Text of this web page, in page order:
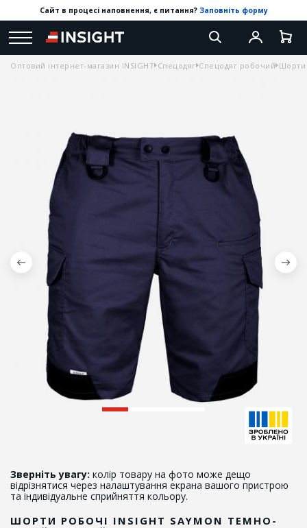
Сайт в процесі наповнення, є питання? Заповніть форму
Оптовий інтернет-магазин INSIGHT Спецодяг Спецодяг робочий Шорти
Зверніть увагу: колір товару на фото може дещо
відрізнятися через налаштування екрана вашого пристрою
та індивідуальне сприйняття кольору.
ШОРТИ РОБОЧІ INSIGHT SAYMON ТЕМНО-